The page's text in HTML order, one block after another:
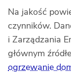
Na jakość
czynników.
i Zarządzania
głównym
ogrzewanie